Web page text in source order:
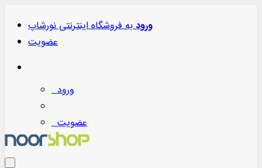
ورودبهفروشگاه اینترنتی نورشاپ
عضویت
ورود
عضویت